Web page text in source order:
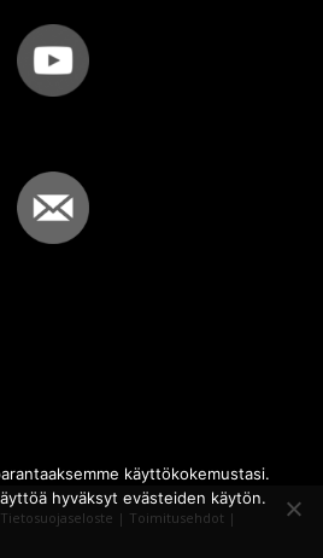
Tietosuojaseloste | Toimitusehdot |
käyttökokemustasi.
hyväksyt evästeiden käytön.